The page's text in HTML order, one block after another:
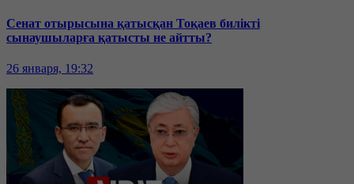
Сенат отырысына қатысқан Тоқаев билікті
сынаушыларға қатысты не айтты?
26 января, 19:32